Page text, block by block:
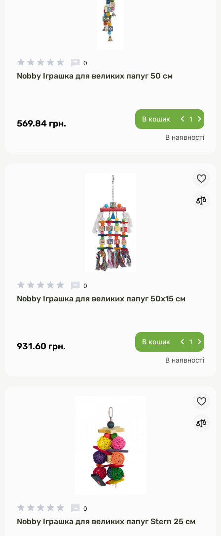
0
Nobby Іграшка для великих папуг 50 см
569.84 грн. В кошик
В наявності
0
Nobby Іграшка для великих папуг 50х15 см
931.60 грн. В кошик
В наявності
0
Nobby Іграшка для великих папуг Stern 25 см